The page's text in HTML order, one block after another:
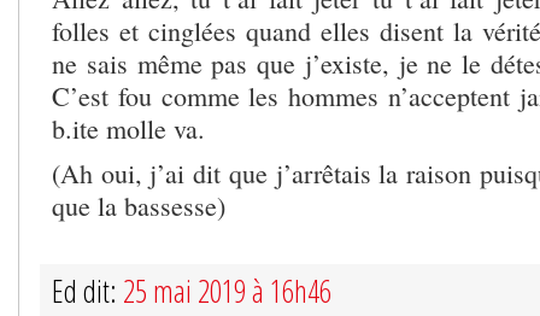
folles et cinglées quand elles disent la
ne sais même pas que j’existe, je ne le
C’est fou comme les hommes n’acceptent
b.ite molle va.
(Ah oui, j’ai dit que j’arrêtais la raison
que la bassesse)
Ed dit: 25 mai 2019 à 16h46